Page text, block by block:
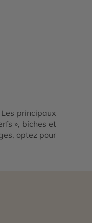
principaux
», biches et
optez pour